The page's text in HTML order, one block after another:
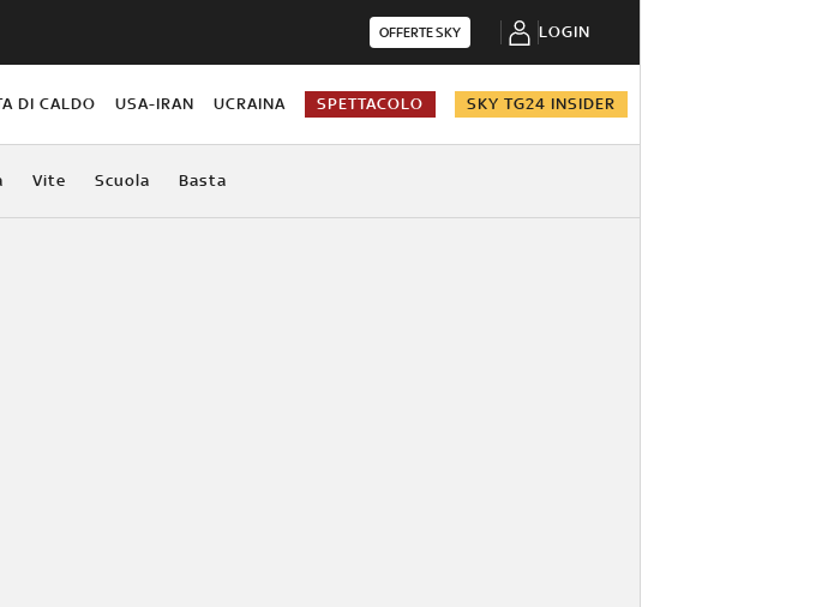
OFFERTE SKY LOGIN
DI CALDO USA-IRAN UCRAINA SPETTACOLO SKY TG24 INSIDER
Vite Scuola Basta